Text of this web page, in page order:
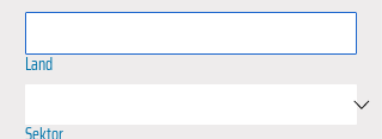
Land